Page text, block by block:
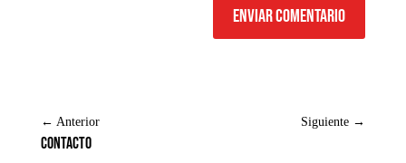
Enviar comentario
← Anterior Siguiente →
Contacto